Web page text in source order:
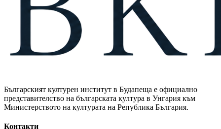
Българският културен институт в Будапеща е официално
представителство на българската култура в Унгария към
Министерството на културата на Република България.
Контакти